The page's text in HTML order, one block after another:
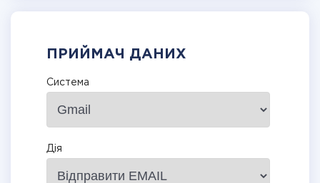
ПРИЙМАЧ ДАНИХ
Система
Дія